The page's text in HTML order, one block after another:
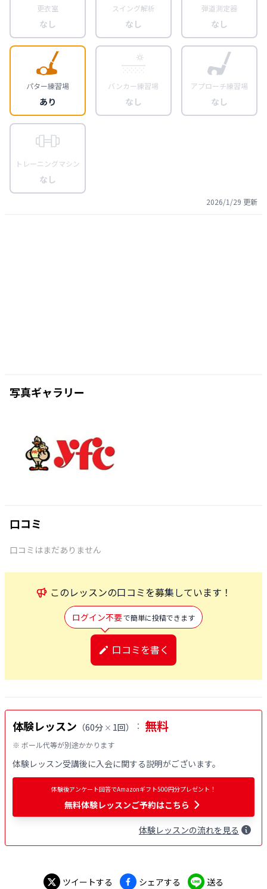
更衣室
なし
スイング解析
なし
弾道測定器
なし
パター練習場
あり
バンカー練習場
なし
アプローチ練習場
なし
トレーニングマシン
なし
2026/1/29 更新
写真ギャラリー
口コミ
口コミはまだありません
このレッスンの口コミを募集しています！
ログイン不要で簡単に投稿できます
口コミを書く
体験レッスン （60分 × 1回） ： 無料
※ ボール代等が別途かかります
体験レッスン受講後に入会に関する説明がございます。
体験後アンケート回答でAmazonギフト500円分プレゼント！
無料体験レッスンご予約はこちら
体験レッスンの流れを見る
ツイートする シェアする
送る